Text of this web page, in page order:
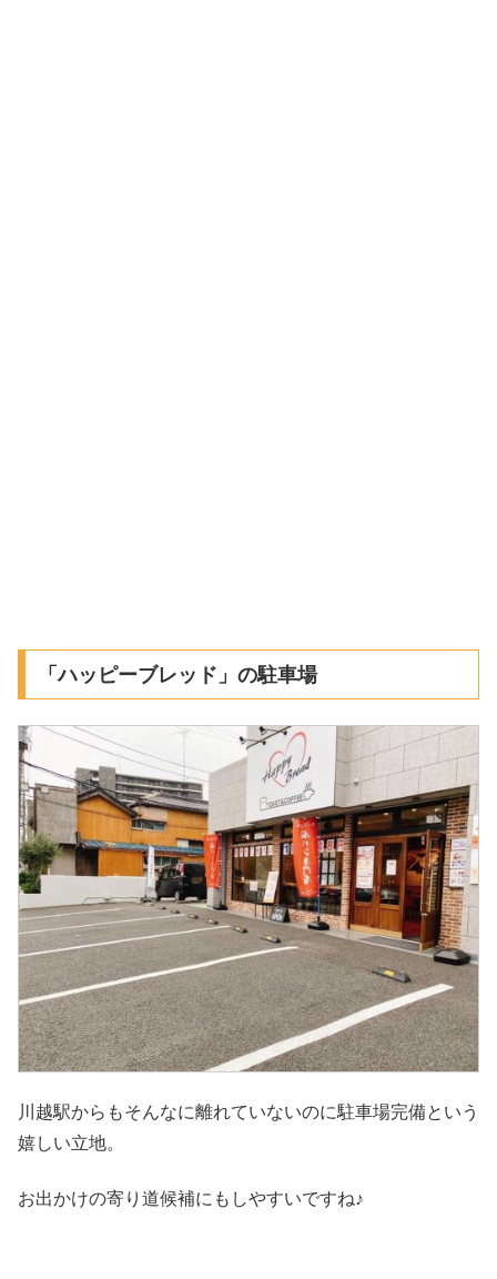
「ハッピーブレッド」の駐車場
川越駅からもそんなに離れていないのに駐車場完備という
嬉しい立地。
お出かけの寄り道候補にもしやすいですね♪